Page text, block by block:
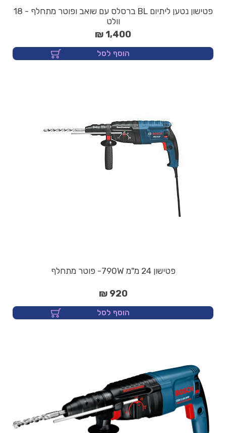
פטישון נטען ליתיום BL ברסלס עם שואב ופוטר מתחלף - 18
וולט
1,400 ₪
הוסף לסל
פטישון 24 מ"מ 790W- פוטר מתחלף
920 ₪
הוסף לסל